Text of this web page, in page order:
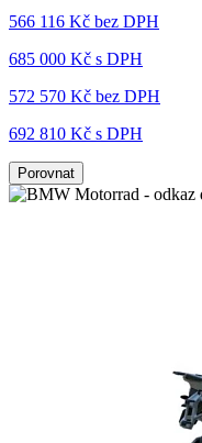
566 116 Kč bez DPH
685 000 Kč s DPH
572 570 Kč bez DPH
692 810 Kč s DPH
Porovnat